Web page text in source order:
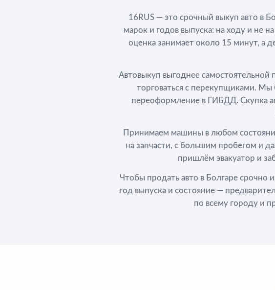
16RUS — это срочный выкуп авто в
марок и годов выпуска: на ходу и не
оценка занимает около 15 минут, а
Автовыкуп выгоднее
торговаться с перекупщиками.
переоформление в ГИБДД. Скупка
Принимаем машины в любом
на запчасти, с большим пробегом и
пришлём эвакуатор и
Чтобы продать авто в Болгаре срочно
год выпуска и состояние —
по всему городу и